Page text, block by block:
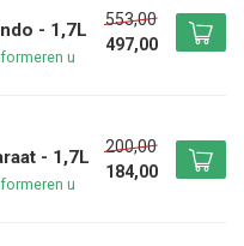
- 1,7L
u
553,00
497,00
- 1,7L
u
200,00
184,00